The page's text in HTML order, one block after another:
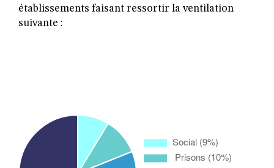
établissements faisant ressortir la ventilation
suivante :